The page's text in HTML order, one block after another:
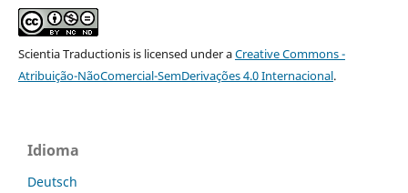
Scientia Traductionisis licensed under aCreative Commons -
Atribuição-NãoComercial-SemDerivações 4.0 Internacional.
Idioma
Deutsch